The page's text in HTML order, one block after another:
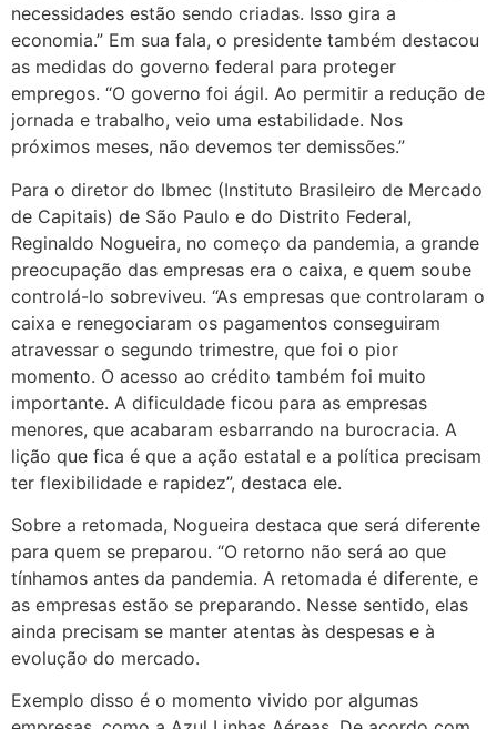
necessidades estão sendo criadas. Isso gira a
economia.” Em sua fala, o presidente também destacou
as medidas do governo federal para proteger
empregos. “O governo foi ágil. Ao permitir a redução de
jornada e trabalho, veio uma estabilidade. Nos
próximos meses, não devemos ter demissões.”
Para o diretor do Ibmec (Instituto Brasileiro de Mercado
de Capitais) de São Paulo e do Distrito Federal,
Reginaldo Nogueira, no começo da pandemia, a grande
preocupação das empresas era o caixa, e quem soube
controlá-lo sobreviveu. “As empresas que controlaram o
caixa e renegociaram os pagamentos conseguiram
atravessar o segundo trimestre, que foi o pior
momento. O acesso ao crédito também foi muito
importante. A dificuldade ficou para as empresas
menores, que acabaram esbarrando na burocracia. A
lição que fica é que a ação estatal e a política precisam
ter flexibilidade e rapidez”, destaca ele.
Sobre a retomada, Nogueira destaca que será diferente
para quem se preparou. “O retorno não será ao que
tínhamos antes da pandemia. A retomada é diferente, e
as empresas estão se preparando. Nesse sentido, elas
ainda precisam se manter atentas às despesas e à
evolução do mercado.
Exemplo disso é o momento vivido por algumas